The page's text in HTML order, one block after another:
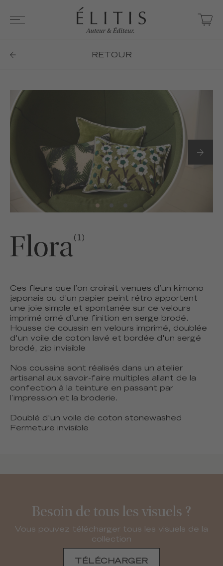
RETOUR
Flora(1)
Ces fleurs que l’on croirait venues d’un kimono
japonais ou d’un papier peint rétro apportent
une joie simple et spontanée sur ce velours
imprimé orné d’une finition en serge brodé.
Housse de coussin en velours imprimé, doublée
d'un voile de coton lavé et bordée d'un sergé
brodé, zip invisible
Nos coussins sont réalisés dans un atelier
artisanal aux savoir-faire multiples allant de la
confection à la teinture en passant par
l’impression et la broderie.
Doublé d'un voile de coton stonewashed
Fermeture invisible
Besoin de tous les visuels ?
Vous pouvez télécharger tous les visuels de la
collection
TÉLÉCHARGER